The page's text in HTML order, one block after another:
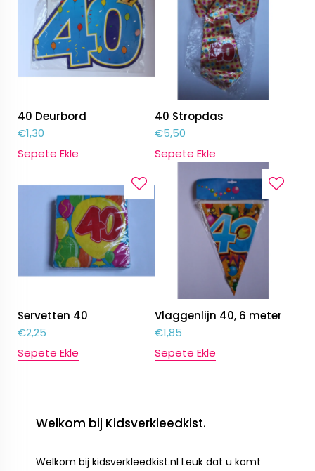
40 Deurbord
€1,30
Sepete Ekle
40 Stropdas
€5,50
Sepete Ekle
Servetten 40
€2,25
Sepete Ekle
Vlaggenlijn 40, 6 meter
€1,85
Sepete Ekle
Welkom bij Kidsverkleedkist.
Welkom bij kidsverkleedkist.nl Leuk dat u komt